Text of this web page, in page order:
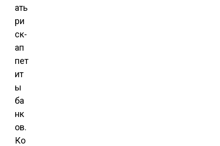
ать
ри
ск-
ап
пет
ит
ы
ба
нк
ов.
Ко